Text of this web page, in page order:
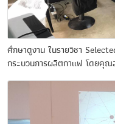
ศึกษาดูงาน ในรายวิชา
กระบวนการผลิตกาแฟ โดยคุ